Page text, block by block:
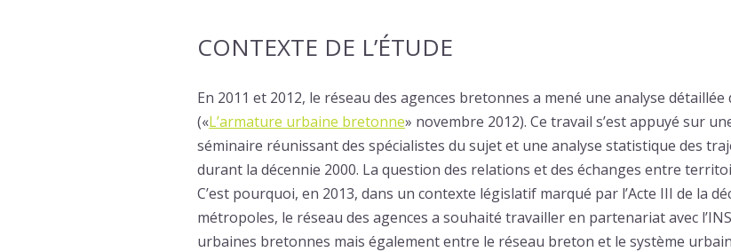
CONTEXTE DE L’ÉTUDE
En 2011 et 2012, le réseau des agences bretonnes a mené une analyse
(«L’armature urbaine bretonne» novembre 2012). Ce travail s’est appuyé sur
séminaire réunissant des spécialistes du sujet et une analyse statistique des
durant la décennie 2000. La question des relations et des échanges entre
C’est pourquoi, en 2013, dans un contexte législatif marqué par l’Acte III de la
métropoles, le réseau des agences a souhaité travailler en partenariat avec
urbaines bretonnes mais également entre le réseau breton et le système